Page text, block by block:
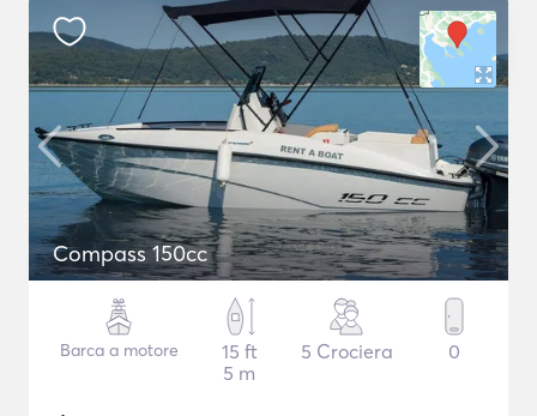
Compass 150cc
Barca a motore
15 ft
5 m
5 Crociera 0